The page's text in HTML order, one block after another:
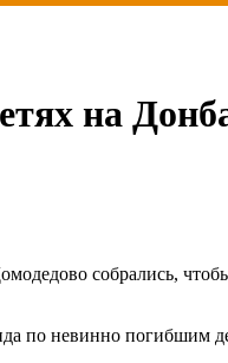
на
собрались,
по невинно погибшим